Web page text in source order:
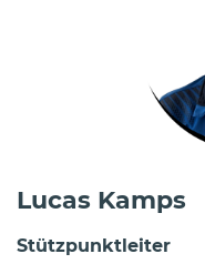
Lucas Kamps
Stützpunktleiter